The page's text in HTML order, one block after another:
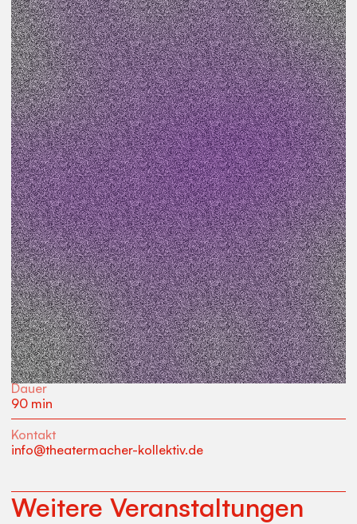
Veranstaltungsart
Workshop
Preis
kostenfrei
Teil des Projekts
Neustadt Satelliten
Beginn
18:30Uhr
Ort
Werkstatt
Dauer
90 min
Kontakt
info@theatermacher-kollektiv.de
Weitere Veranstaltungen